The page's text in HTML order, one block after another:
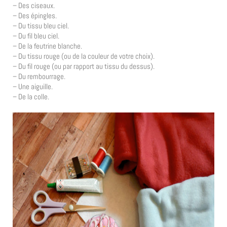
– Des ciseaux.
– Des épingles.
– Du tissu bleu ciel.
– Du fil bleu ciel.
– De la feutrine blanche.
– Du tissu rouge (ou de la couleur de votre choix).
– Du fil rouge (ou par rapport au tissu du dessus).
– Du rembourrage.
– Une aiguille.
– De la colle.